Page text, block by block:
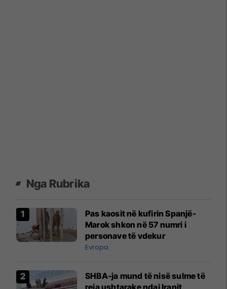
Nga Rubrika
Pas kaosit në kufirin Spanjë-
Marok shkon në 57 numri i
personave të vdekur
Evropa
SHBA-ja mund të nisë sulme të
reja ushtarake ndaj Iranit